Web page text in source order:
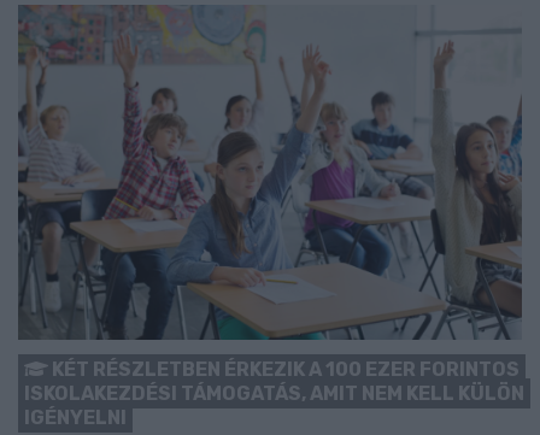
KÉT RÉSZLETBEN ÉRKEZIK A 100 EZER FORINTOS
ISKOLAKEZDÉSI TÁMOGATÁS, AMIT NEM KELL KÜLÖN
IGÉNYELNI